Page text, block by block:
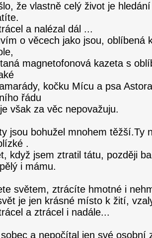
že vlastně celý život je
a nalézal dál ...
o věcech jako jsou, oblíbená
magnetofonová kazeta s
kočku Mícu a psa
řádu
však za věc nepovažuju.
jsou bohužel mnohem těžší.Ty
.
když jsem ztratil tátu, později
i mámu.
světem, ztrácíte hmotné i
je jen krásné místo k žití,
a ztrácel i nadále...
a nepočítal jen své osobní